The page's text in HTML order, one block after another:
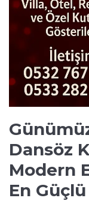
Dansöz
Modern
En